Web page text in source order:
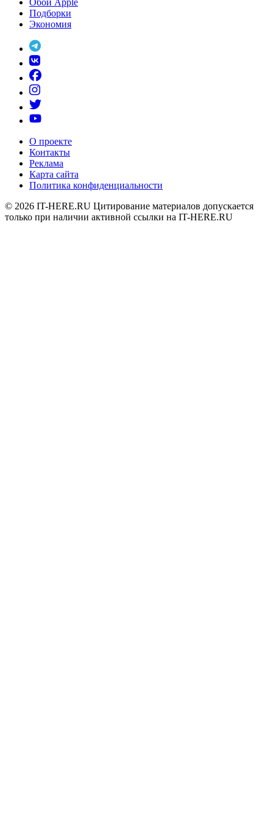
Обои Apple
Подборки
Экономия
О проекте
Контакты
Реклама
Карта сайта
Политика конфиденциальности
© 2026 IT-HERE.RU Цитирование материалов допускается
только при наличии активной ссылки на IT-HERE.RU